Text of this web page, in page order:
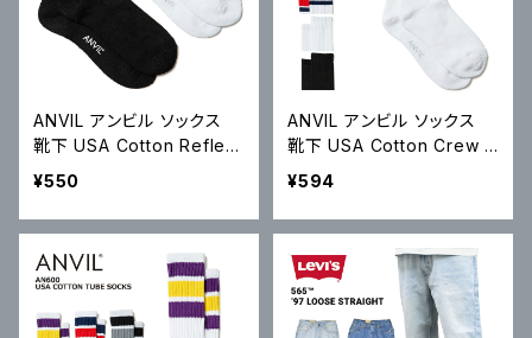
ANVIL アンビル ソックス
靴下 USA Cotton Reflect
or Line Quarter Socks
リフレクターライン AN400
¥550
ANVIL アンビル ソックス
靴下 USA Cotton Crew S
ocks USAコットン クルー
N500 メール便対応可
¥594